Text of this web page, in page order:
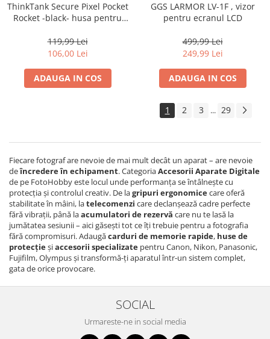
ThinkTank Secure Pixel Pocket
Rocket -black- husa pentru
119,99 Lei
106,00 Lei
ADAUGA IN COS
GGS LARMOR LV-1F , vizor
pentru ecranul LCD
499,99 Lei
249,99 Lei
ADAUGA IN COS
1 2 3 ... 29
Fiecare fotograf are nevoie de mai mult decât un aparat – are nevoie
deîncredere în echipament. CategoriaAccesorii Aparate Digitale
de pe FotoHobby este locul unde performanța se întâlnește cu
protecția și controlul creativ. De lagripuri ergonomicecare oferă
stabilitate în mâini, latelecomenzi care declanșează cadre perfecte
fără vibrații, până laacumulatori de rezervă care nu te lasă la
jumătatea sesiunii – aici găsești tot ce îți trebuie pentru a fotografia
fără compromisuri. Adaugăcarduri de memorie rapide, huse de
protecțieșiaccesorii specializate pentru Canon, Nikon, Panasonic,
Fujifilm, Olympus și transformă-ți aparatul într-un sistem complet,
gata de orice provocare.
SOCIAL
Urmareste-ne in social media